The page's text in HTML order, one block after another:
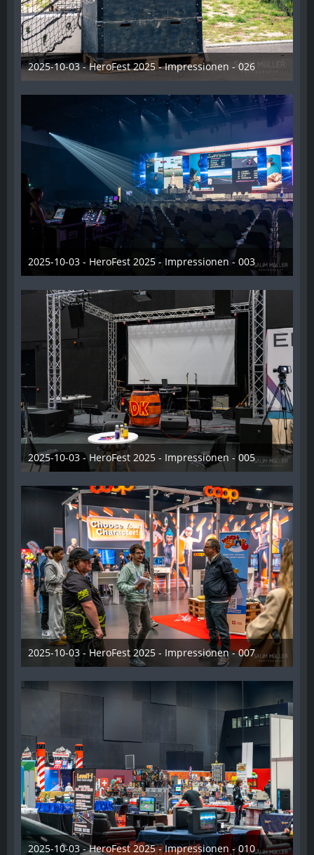
2025-10-03 - HeroFest 2025 - Impressionen - 026
21. Oktober 2025
2025-10-03 - HeroFest 2025 - Impressionen - 003
21. Oktober 2025
2025-10-03 - HeroFest 2025 - Impressionen - 005
21. Oktober 2025
2025-10-03 - HeroFest 2025 - Impressionen - 007
21. Oktober 2025
2025-10-03 - HeroFest 2025 - Impressionen - 010